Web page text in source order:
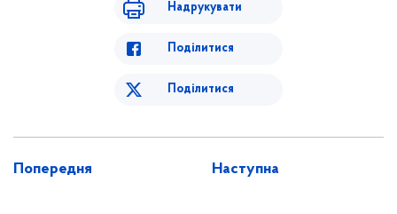
Надрукувати
Поділитися
Поділитися
Попередня Наступна